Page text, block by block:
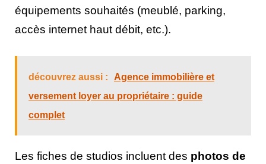
équipements souhaités (meublé, parking,
accès internet haut débit, etc.).
découvrez aussi :
Agence immobilière et
versement loyer au propriétaire : guide
complet
Les fiches de studios incluent des photos de